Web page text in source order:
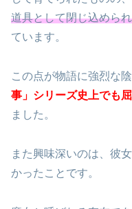
道具として閉じ込めら
ています。
この点が物語に強烈な
事」シリーズ史上でも
ました。
また興味深いのは、彼
かったことです。